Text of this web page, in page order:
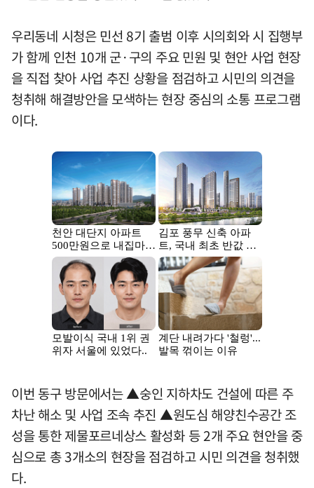
우리동네 시청은 민선 8기 출범 이후 시의회와 시 집행부
가 함께 인천 10개 군·구의 주요 민원 및 현안 사업 현장
을 직접 찾아 사업 추진 상황을 점검하고 시민의 의견을
청취해 해결방안을 모색하는 현장 중심의 소통 프로그램
이다.
이번 동구 방문에서는 ▲숭인 지하차도 건설에 따른 주
차난 해소 및 사업 조속 추진 ▲원도심 해양친수공간 조
성을 통한 제물포르네상스 활성화 등 2개 주요 현안을 중
심으로 총 3개소의 현장을 점검하고 시민 의견을 청취했
다.